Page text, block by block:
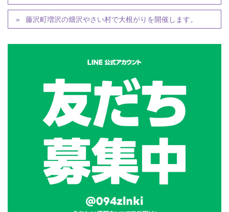
藤沢町増沢の畑沢やさい村で大根がりを開催します。